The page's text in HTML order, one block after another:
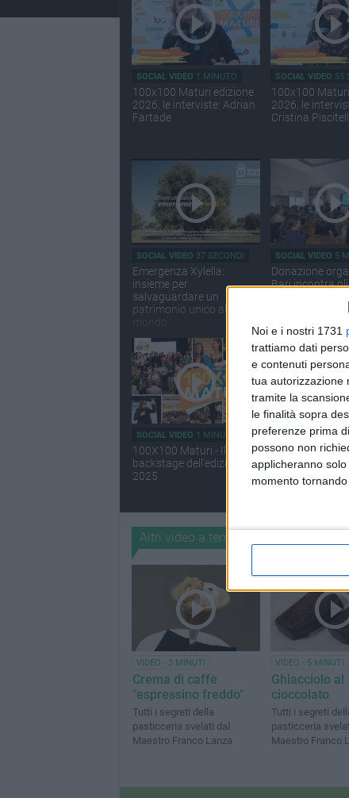
Noi e i nostri 1731
trattiamo dati
e contenuti
tua autorizzazione
tramite la
le finalità sopra
preferenze prima
possono non
applicheranno
momento
SOCIAL VIDEO 1 MINUTO
100x100 Maturi edizione
2026, le interviste: Adrian
Fartade
SOCIAL VIDEO 55
100x100
2026, le
Cristina
SOCIAL VIDEO 37 SECONDI
Emergenza Xylella:
insieme per
salvaguardare un
patrimonio unico al
SOCIAL VIDEO 5
Donazione
Bari incontra
SOCIAL VIDEO 1 MINUTO
100X100 Maturi - Il video
backstage dell'edizione
2025
SOCIAL VIDEO2
Tommaso
nuovo
Federciclismo
Altri video a tema
VIDEO - 3 MINUTI
Crema di caffè
"espressino freddo"
Tutti i segreti della
pasticceria svelati dal
Maestro Franco Lanza
VIDEO - 5 MINUTI
Ghiacciolo al
cioccolato
Tutti i segreti
pasticceria
Maestro Franco